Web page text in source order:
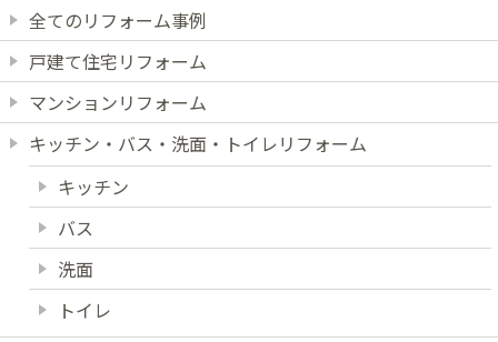
全てのリフォーム事例
戸建て住宅リフォーム
マンションリフォーム
キッチン・バス・洗面・トイレリフォーム
キッチン
バス
洗面
トイレ